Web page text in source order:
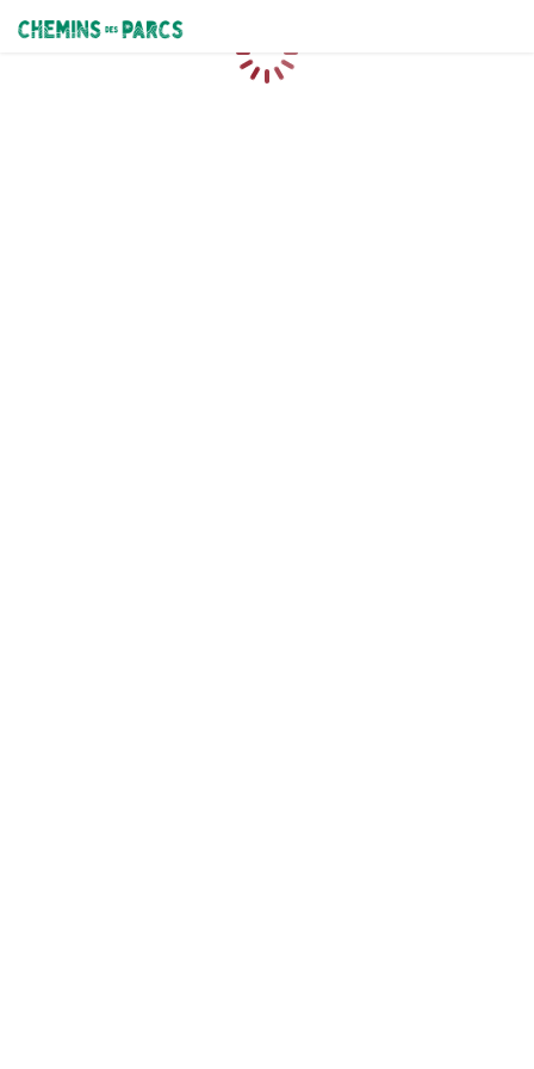
Chemins des Parcs
Loading